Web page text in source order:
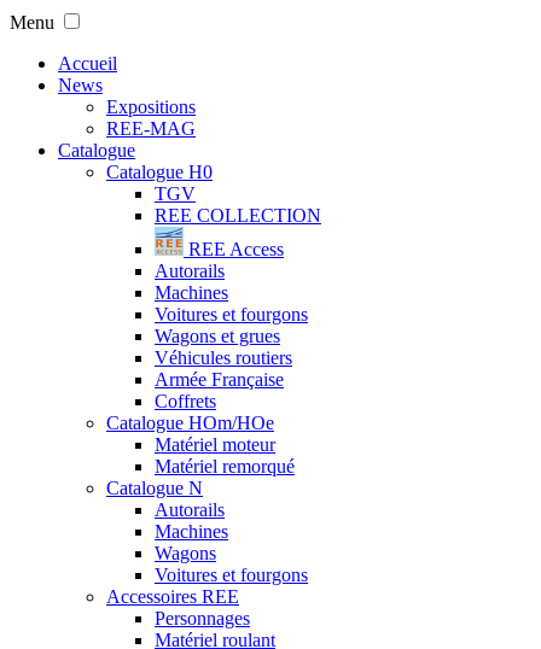
Menu
Accueil
News
Expositions
REE-MAG
Catalogue
Catalogue H0
TGV
REE COLLECTION
REE Access
Autorails
Machines
Voitures et fourgons
Wagons et grues
Véhicules routiers
Armée Française
Coffrets
Catalogue HOm/HOe
Matériel moteur
Matériel remorqué
Catalogue N
Autorails
Machines
Wagons
Voitures et fourgons
Accessoires REE
Personnages
Matériel roulant